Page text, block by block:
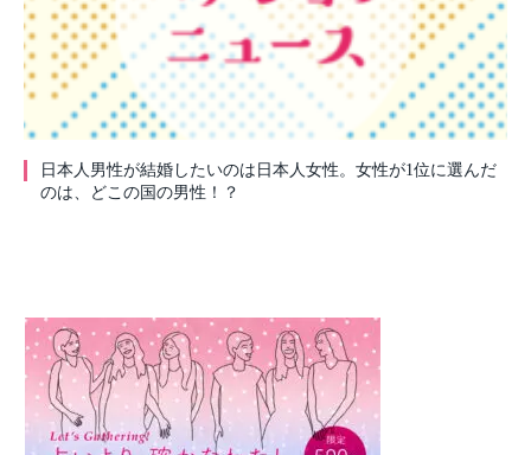
日本人男性が結婚したいのは日本人女性。女性が1位に選んだ
のは、どこの国の男性！？